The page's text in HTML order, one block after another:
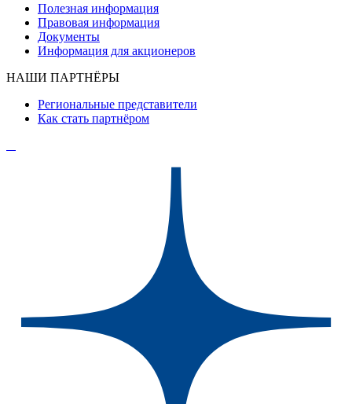
Полезная информация
Правовая информация
Документы
Информация для акционеров
НАШИ ПАРТНЁРЫ
Региональные представители
Как стать партнёром